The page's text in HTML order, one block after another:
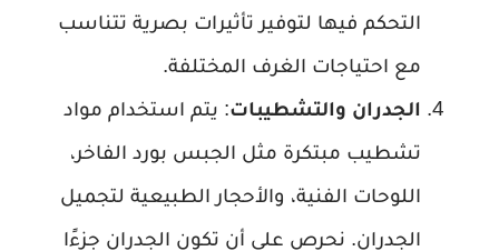
التحكم فيها لتوفير تأثيرات بصرية تتناسب
مع احتياجات الغرف المختلفة.
الجدران والتشطيبات: يتم استخدام مواد
تشطيب مبتكرة مثل الجبس بورد الفاخر،
اللوحات الفنية، والأحجار الطبيعية لتجميل
الجدران. نحرص على أن تكون الجدران جزءًا